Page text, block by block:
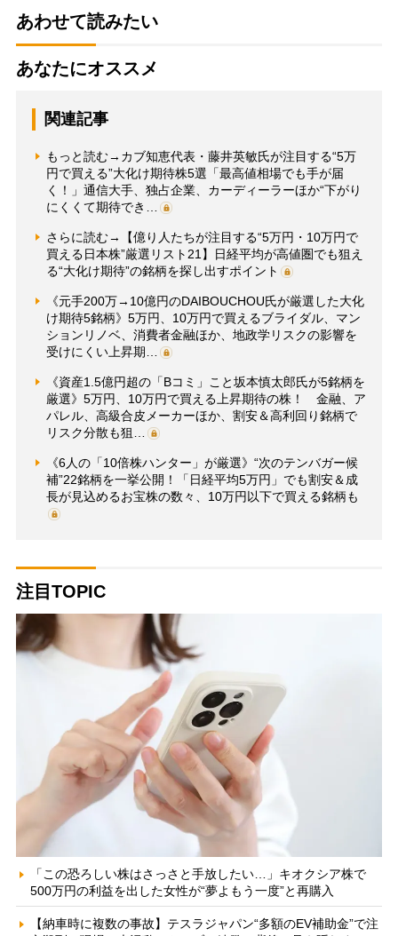
あわせて読みたい
あなたにオススメ
関連記事
もっと読む→カブ知恵代表・藤井英敏氏が注目する“5万
円で買える”大化け期待株5選「最高値相場でも手が届
く！」通信大手、独占企業、カーディーラーほか“下がり
にくくて期待でき…
さらに読む→【億り人たちが注目する“5万円・10万円で
買える日本株”厳選リスト21】日経平均が高値圏でも狙え
る“大化け期待”の銘柄を探し出すポイント
《元手200万→10億円のDAIBOUCHOU氏が厳選した大化
け期待5銘柄》5万円、10万円で買えるブライダル、マン
ションリノベ、消費者金融ほか、地政学リスクの影響を
受けにくい上昇期…
《資産1.5億円超の「Bコミ」こと坂本慎太郎氏が5銘柄を
厳選》5万円、10万円で買える上昇期待の株！ 金融、ア
パレル、高級合皮メーカーほか、割安＆高利回り銘柄で
リスク分散も狙…
《6人の「10倍株ハンター」が厳選》“次のテンバガー候
補”22銘柄を一挙公開！「日経平均5万円」でも割安＆成
長が見込めるお宝株の数々、10万円以下で買える銘柄も
注目TOPIC
「この恐ろしい株はさっさと手放したい…」キオクシア株で
500万円の利益を出した女性が“夢よもう一度”と再購入
【納車時に複数の事故】テスラジャパン“多額のEV補助金”で注